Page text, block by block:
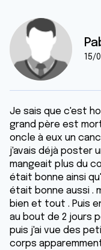
15/
Je sais que c'est
grand père est
oncle à eux un
j'avais déjà poster
mangeait plus du
était bonne ainsi
était bonne aussi .
bien et tout . Puis
au bout de 2 jours
puis j'ai vue des
corps